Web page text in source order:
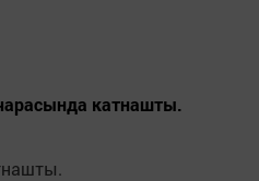
катнашты.